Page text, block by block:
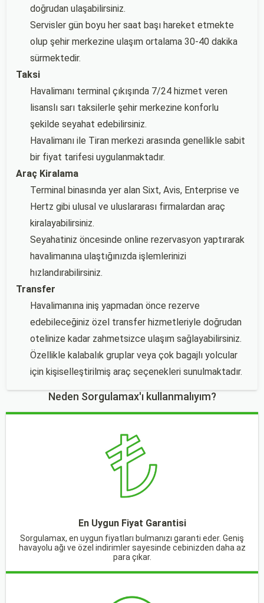
doğrudan ulaşabilirsiniz.
Servisler gün boyu her saat başı hareket etmekte
olup şehir merkezine ulaşım ortalama 30-40 dakika
sürmektedir.
Taksi
Havalimanı terminal çıkışında 7/24 hizmet veren
lisanslı sarı taksilerle şehir merkezine konforlu
şekilde seyahat edebilirsiniz.
Havalimanı ile Tiran merkezi arasında genellikle sabit
bir fiyat tarifesi uygulanmaktadır.
Araç Kiralama
Terminal binasında yer alan Sixt, Avis, Enterprise ve
Hertz gibi ulusal ve uluslararası firmalardan araç
kiralayabilirsiniz.
Seyahatiniz öncesinde online rezervasyon yaptırarak
havalimanına ulaştığınızda işlemlerinizi
hızlandırabilirsiniz.
Transfer
Havalimanına iniş yapmadan önce rezerve
edebileceğiniz özel transfer hizmetleriyle doğrudan
otelinize kadar zahmetsizce ulaşım sağlayabilirsiniz.
Özellikle kalabalık gruplar veya çok bagajlı yolcular
için kişiselleştirilmiş araç seçenekleri sunulmaktadır.
Neden Sorgulamax'ı kullanmalıyım?
En Uygun Fiyat Garantisi
Sorgulamax, en uygun fiyatları bulmanızı garanti eder. Geniş
havayolu ağı ve özel indirimler sayesinde cebinizden daha az
para çıkar.